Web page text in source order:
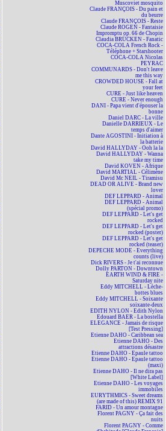
Muscoviet mosquito
Claude FRANÇOIS - Du pain et
du beurre
Claude FRANÇOIS - Reste
Claude ROGEN - Fantaisie
Impromptu op. 66 de Chopin
Claudia BRÜCKEN - Fanatic
COCA-COLA French Rock -
Téléphone + Starshooter
COCA-COLA Nicolas
PEYRAC
COMMUNARDS - Don't leave
me this way
CROWDED HOUSE - Fall at
your feet
CURE - Just like heaven
CURE - Never enough
DANI - Papa vient d'épouser la
bonne
Daniel DARC - La ville
Danielle DARRIEUX - Le
temps d'aimer
Dante AGOSTINI - Initiation à
la batterie
David HALLYDAY - Ooh la la
David HALLYDAY - Wanna
take my time
David KOVEN - Afrique
David MARTIAL - Célimène
David Mc NEIL - Tiramisu
DEAD OR ALIVE - Brand new
lover
DEF LEPPARD - Animal
DEF LEPPARD - Animal
(spécial promo)
DEF LEPPARD - Let's get
rocked
DEF LEPPARD - Let's get
rocked (poster)
DEF LEPPARD - Let's get
rocked (teaser)
DEPECHE MODE - Everything
counts (live)
Dick RIVERS - Je t'ai reconnue
Dolly PARTON - Downtown
EARTH WIND & FIRE -
Saturday nite
Eddy MITCHELL - Lèche-
bottes blues
Eddy MITCHELL - Soixante
soixante-deux
EDITH NYLON - Edith Nylon
Edouard BAER - La bostella
ELEGANCE - Jamais de risque
[Test Pressing]
Etienne DAHO - Caribbean sea
Etienne DAHO - Des
attractions désastre
Etienne DAHO - Epaule tattoo
Etienne DAHO - Epaule tattoo
(maxi)
Etienne DAHO - Il ne dira pas
[White Label]
Etienne DAHO - Les voyages
immobiles
EURYTHMICS - Sweet dreams
(are made of this) REMIX 91
FARID - Un amour montagne
Florent PAGNY - Ça fait des
nuits
Florent PAGNY - Comme